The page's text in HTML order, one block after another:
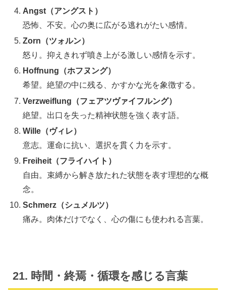
Angst（アングスト）
恐怖、不安。心の奥に広がる逃れがたい感情。
Zorn（ツォルン）
怒り。抑えきれず噴き上がる激しい感情を示す。
Hoffnung（ホフヌング）
希望。絶望の中に残る、かすかな光を象徴する。
Verzweiflung（フェアツヴァイフルング）
絶望。出口を失った精神状態を強く表す語。
Wille（ヴィレ）
意志。運命に抗い、選択を貫く力を示す。
Freiheit（フライハイト）
自由。束縛から解き放たれた状態を表す理想的な概
念。
Schmerz（シュメルツ）
痛み。肉体だけでなく、心の傷にも使われる言葉。
21. 時間・終焉・循環を感じる言葉